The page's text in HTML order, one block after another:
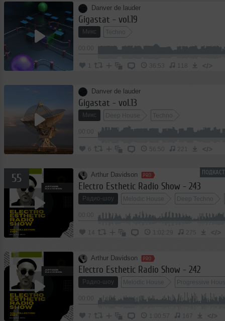
Danver de lauder
Gigastat - vol.19
Микс Techno
36:53 </>
Danver de lauder
Gigastat - vol.13
Микс Deep House Techno
6 56:50 221 </>
55 Arthur Davidson
Electro Esthetic Radio Show - 243
Радио-шоу Melodic House Deep Techno
1:02:29 275 </>
Arthur Davidson
Electro Esthetic Radio Show - 242
Радио-шоу Melodic House Progressive
7 1:00:57 167 </>